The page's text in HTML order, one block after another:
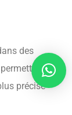
des
précise